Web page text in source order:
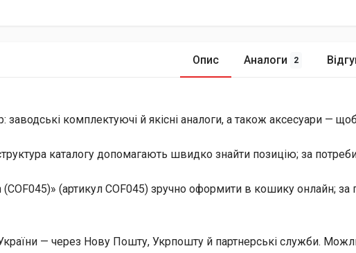
Опис Аналоги 2
комплектуючі й якісні аналоги, а також аксесуари —
каталогу допомагають швидко знайти позицію; за потреби
(артикул COF045) зручно оформити в кошику онлайн;
України — через Нову Пошту, Укрпошту й партнерські служби.